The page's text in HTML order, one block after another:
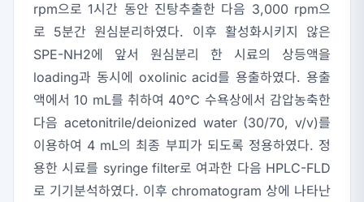
rpm으로 1시간 동안 진탕추출한 다음 3,000 rpm으
로 5분간 원심분리하였다. 이후 활성화시키지 않은
SPE-NH2에 앞서 원심분리 한 시료의 상등액을
loading과 동시에 oxolinic acid를 용출하였다. 용출
액에서 10 mL를 취하여 40℃ 수욕상에서 감압농축한
다음 acetonitrile/deionized water (30/70, v/v)를
이용하여 4 mL의 최종 부피가 되도록 정용하였다. 정
용한 시료를 syringe filter로 여과한 다음 HPLC-FLD
로 기기분석하였다. 이후 chromatogram 상에 나타난